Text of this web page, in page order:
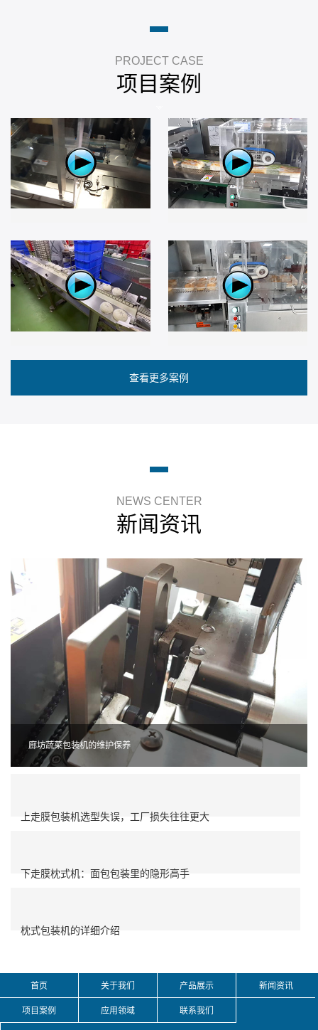
PROJECT CASE
项目案例
查看更多案例
NEWS CENTER
新闻资讯
廊坊蔬菜包装机的维护保养
上走膜包装机选型失误，工厂损失往往更大
下走膜枕式机：面包包装里的隐形高手
枕式包装机的详细介绍
首页 关于我们 产品展示 新闻资讯
项目案例 应用领域 联系我们